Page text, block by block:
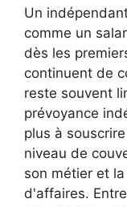
Un
comme un
dès les
continuent de
reste souvent
prévoyance
plus à
niveau de
son métier et
d'affaires.